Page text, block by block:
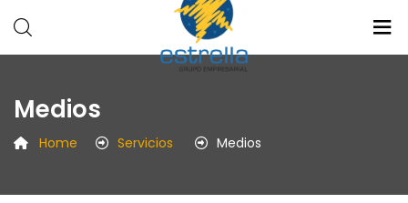
Empresarial
Eventos
Medios
Home Servicios Medios